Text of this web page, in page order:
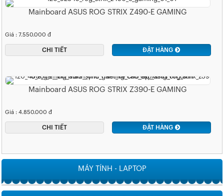
Mainboard ASUS ROG STRIX Z490-E GAMING
Giá : 7.550.000 đ
CHI TIẾT ĐẶT HÀNG
Mainboard ASUS ROG STRIX Z390-E GAMING
Giá : 4.850.000 đ
CHI TIẾT ĐẶT HÀNG
MÁY TÍNH - LAPTOP